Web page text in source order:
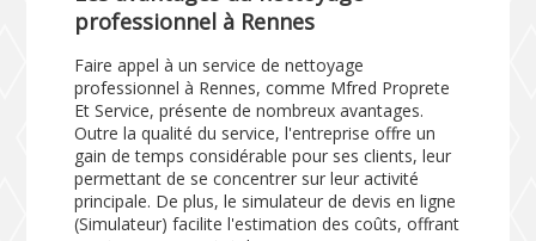
professionnel à Rennes
Faire appel à un service de nettoyage
professionnel à Rennes, comme Mfred Proprete
Et Service, présente de nombreux avantages.
Outre la qualité du service, l'entreprise offre un
gain de temps considérable pour ses clients, leur
permettant de se concentrer sur leur activité
principale. De plus, le simulateur de devis en ligne
(Simulateur) facilite l'estimation des coûts, offrant